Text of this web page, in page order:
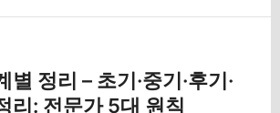
별 정리 – 초기·중기·후기·
리: 전문가 5대 원칙